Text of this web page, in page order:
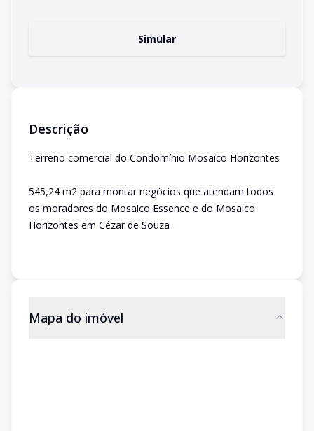
Simular
Descrição
Terreno comercial do Condomínio Mosaico Horizontes
545,24 m2 para montar negócios que atendam todos
os moradores do Mosaico Essence e do Mosaico
Horizontes em Cézar de Souza
Mapa do imóvel